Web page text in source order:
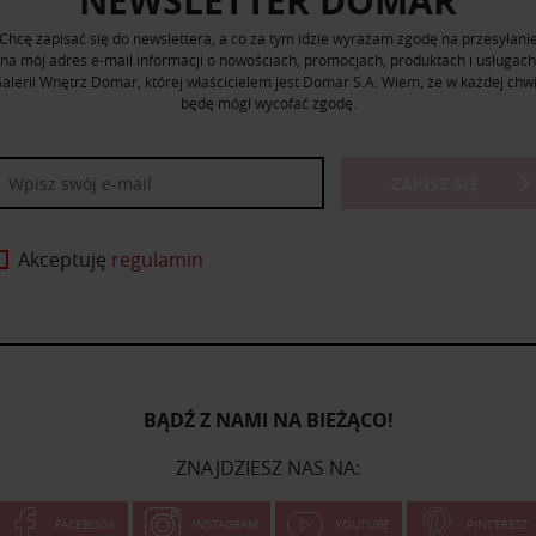
zapisać się do newslettera, a co za tym idzie wyrażam zgodę na
na mój adres e-mail informacji o nowościach, promocjach, produktach i usługach
Wnętrz Domar, której właścicielem jest Domar S.A. Wiem, że w każdej
będę mógł wycofać zgodę.
Akceptuję regulamin
BĄDŹ Z NAMI NA BIEŻĄCO!
ZNAJDZIESZ NAS NA:
FACEBOOK INSTAGRAM YOUTUBE PINTEREST